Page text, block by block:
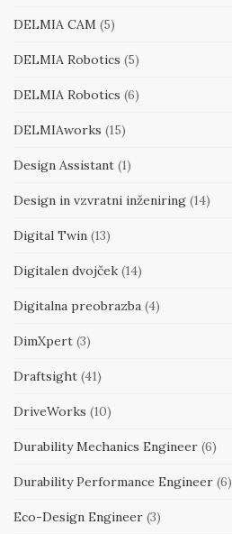
DELMIA CAM (5)
DELMIA Robotics (5)
DELMIA Robotics (6)
DELMIAworks (15)
Design Assistant (1)
Design in vzvratni inženiring (14)
Digital Twin (13)
Digitalen dvojček (14)
Digitalna preobrazba (4)
DimXpert (3)
Draftsight (41)
DriveWorks (10)
Durability Mechanics Engineer (6)
Durability Performance Engineer (6)
Eco-Design Engineer (3)